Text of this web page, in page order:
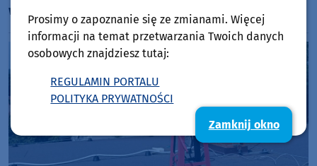
wydał ostrzeżenie 2. stopnia
Prosimy o zapoznanie się ze zmianami. Więcej
informacji na temat przetwarzania Twoich danych
osobowych znajdziesz tutaj:
REGULAMIN PORTALU
POLITYKA PRYWATNOŚCI
Zamknij okno